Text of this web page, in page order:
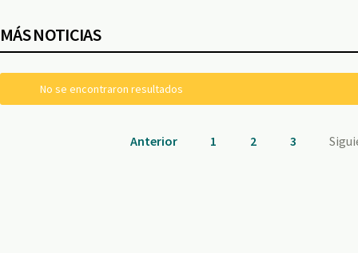
MÁS NOTICIAS
No se encontraron resultados
Anterior 1 2 3